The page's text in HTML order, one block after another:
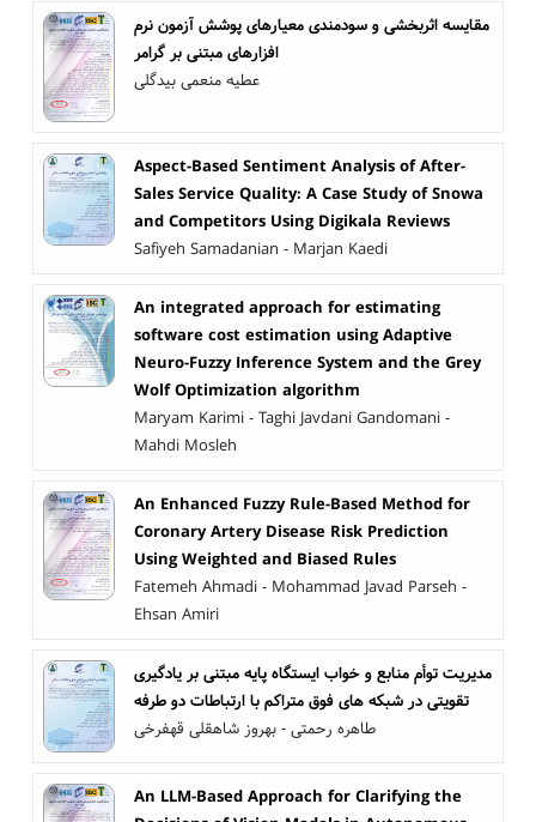
مقایسه اثربخشی و سودمندی معیارهای پوشش آزمون نرم
افزارهای مبتنی بر گرامر
عطیه منعمی بیدگلی
Aspect-Based Sentiment Analysis of After-
Sales Service Quality: A Case Study of Snowa
and Competitors Using Digikala Reviews
Safiyeh Samadanian - Marjan Kaedi
An integrated approach for estimating
software cost estimation using Adaptive
Neuro-Fuzzy Inference System and the Grey
Wolf Optimization algorithm
Maryam Karimi - Taghi Javdani Gandomani -
Mahdi Mosleh
An Enhanced Fuzzy Rule-Based Method for
Coronary Artery Disease Risk Prediction
Using Weighted and Biased Rules
Fatemeh Ahmadi - Mohammad Javad Parseh -
Ehsan Amiri
مدیریت توأم منابع و خواب ایستگاه پایه مبتنی بر یادگیری
تقویتی در شبکه های فوق متراکم با ارتباطات دو طرفه
طاهره رحمتی - بهروز شاهقلی قهفرخی
An LLM-Based Approach for Clarifying the